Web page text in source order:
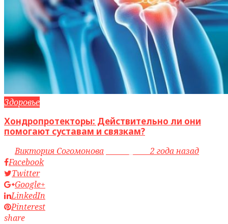
Здоровье
Хондропротекторы: Действительно ли они
помогают суставам и связкам?
byВиктория Согомонова access_time2 года назад
Facebook
Twitter
Google+
LinkedIn
Pinterest
share